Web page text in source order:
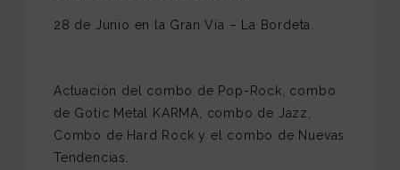
28 de Junio en la Gran Vía – La Bordeta.
Actuación del combo de Pop-Rock, combo
de Gotic Metal KARMA, combo de Jazz,
Combo de Hard Rock y el combo de Nuevas
Tendencias.